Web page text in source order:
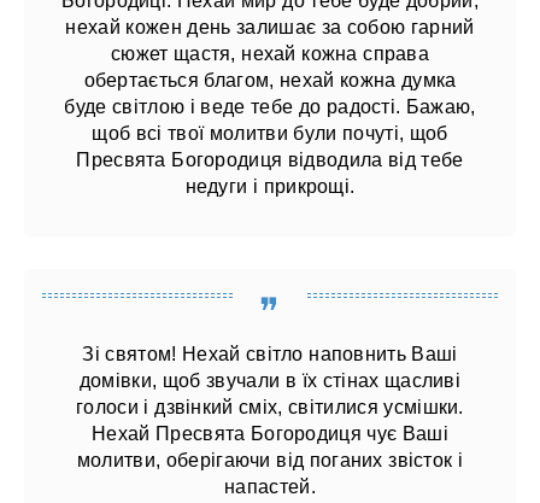
нехай кожен день залишає за собою гарний
сюжет щастя, нехай кожна справа
обертається благом, нехай кожна думка
буде світлою і веде тебе до радості. Бажаю,
щоб всі твої молитви були почуті, щоб
Пресвята Богородиця відводила від тебе
недуги і прикрощі.
Зі святом! Нехай світло наповнить Ваші
домівки, щоб звучали в їх стінах щасливі
голоси і дзвінкий сміх, світилися усмішки.
Нехай Пресвята Богородиця чує Ваші
молитви, оберігаючи від поганих звісток і
напастей.